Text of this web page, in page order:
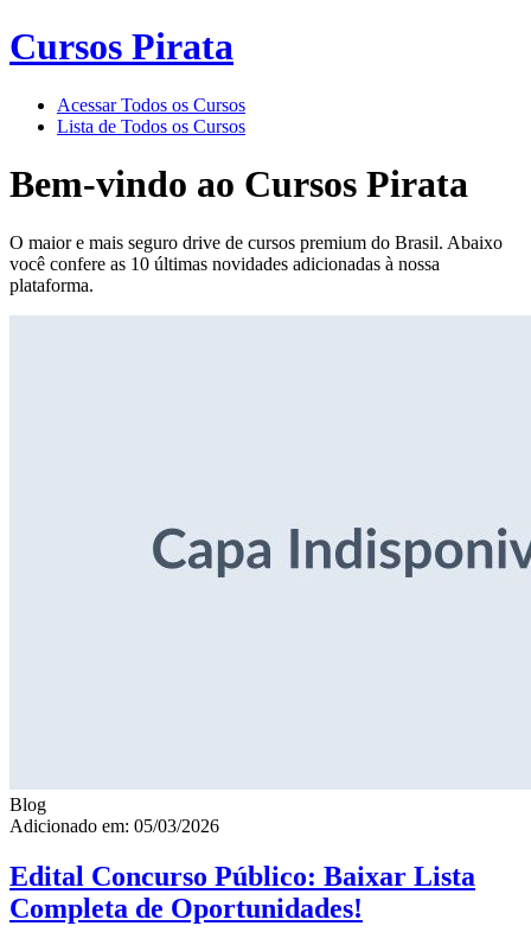
Cursos Pirata
Acessar Todos os Cursos
Lista de Todos os Cursos
Bem-vindo ao Cursos Pirata
O maior e mais seguro drive de cursos premium do Brasil. Abaixo
você confere as 10 últimas novidades adicionadas à nossa
plataforma.
Blog
Adicionado em: 05/03/2026
Edital Concurso Público: Baixar Lista
Completa de Oportunidades!